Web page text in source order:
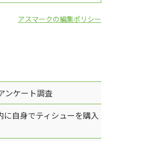
アスマークの編集ポリシー
ンケート調査
自身でティシューを購入